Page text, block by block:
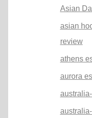
Asian
asian
review
athens
aurora